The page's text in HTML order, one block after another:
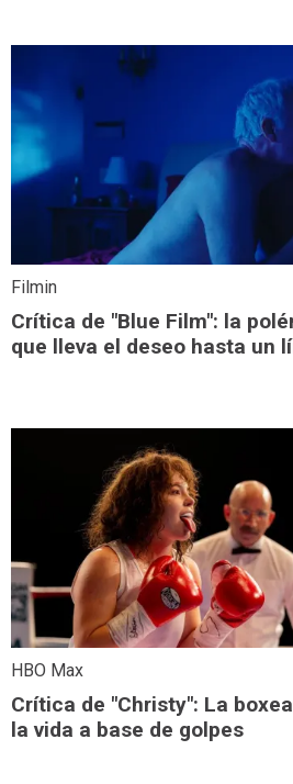
Filmin
Crítica de "Blue Film": la
que lleva el deseo hasta un
HBO Max
Crítica de "Christy": La
la vida a base de golpes